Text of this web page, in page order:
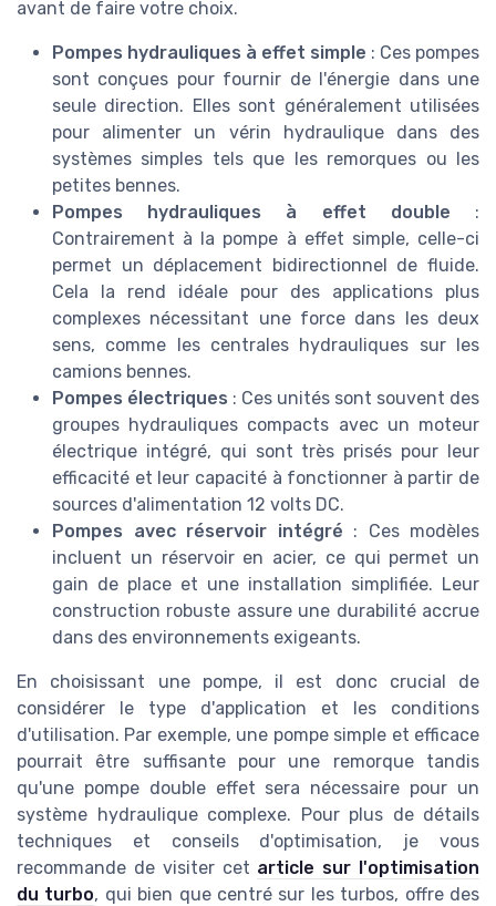
avant de faire votre choix.
Pompes hydrauliques à effet simple : Ces pompes
sont conçues pour fournir de l'énergie dans une
seule direction. Elles sont généralement utilisées
pour alimenter un vérin hydraulique dans des
systèmes simples tels que les remorques ou les
petites bennes.
Pompes hydrauliques à effet double :
Contrairement à la pompe à effet simple, celle-ci
permet un déplacement bidirectionnel de fluide.
Cela la rend idéale pour des applications plus
complexes nécessitant une force dans les deux
sens, comme les centrales hydrauliques sur les
camions bennes.
Pompes électriques : Ces unités sont souvent des
groupes hydrauliques compacts avec un moteur
électrique intégré, qui sont très prisés pour leur
efficacité et leur capacité à fonctionner à partir de
sources d'alimentation 12 volts DC.
Pompes avec réservoir intégré : Ces modèles
incluent un réservoir en acier, ce qui permet un
gain de place et une installation simplifiée. Leur
construction robuste assure une durabilité accrue
dans des environnements exigeants.
En choisissant une pompe, il est donc crucial de
considérer le type d'application et les conditions
d'utilisation. Par exemple, une pompe simple et efficace
pourrait être suffisante pour une remorque tandis
qu'une pompe double effet sera nécessaire pour un
système hydraulique complexe. Pour plus de détails
techniques et conseils d'optimisation, je vous
recommande de visiter cet article sur l'optimisation
du turbo, qui bien que centré sur les turbos, offre des